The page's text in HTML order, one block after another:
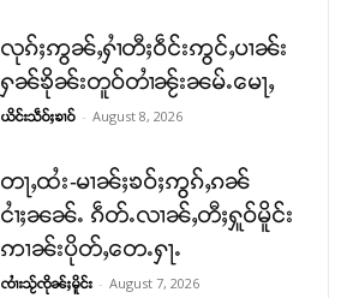
လုၵ်ႈဢွၼ်ႇႁၢႆတီႈဝဵင်းဢွင်ႇပၢၼ်း
ႁၼ်ၶိုၼ်းတူဝ်တၢႆၼႂ်းၼမ်ႉမေႃႇ
ယိင်းသဵဝ်ႈၶၢဝ် - August 8, 2026
တႃႇထႆး-မၢၼ်ႈၶဝ်ႈဢွၵ်ႇၵၼ်
ငၢႆႈၼၼ်ႉ ၵဵတ်ႉလၢၼ်ႇတီႈႁူဝ်မိူင်း
ဢၢၼ်းပိုတ်ႇတေႉႁႃႉ
ၸၢႆးသႂ်ၸိုၼ်ႈမိူင်း - August 7, 2026